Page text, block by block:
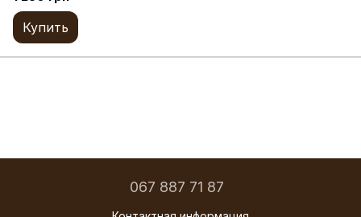
Купить
067 887 71 87